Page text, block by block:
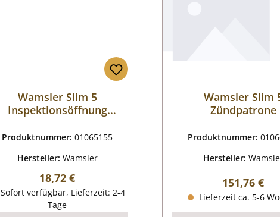
Wamsler Slim 5
Inspektionsöffnung
Produktnummer:01065155
Hersteller: Wamsler
Regulärer Preis:
18,72 €
Sofort verfügbar, Lieferzeit: 2-4
Tage
Wamsler Slim
Zündpatrone
Produktnummer:
Hersteller:
Regulärer
151,76 €
Lieferzeit ca. 5-6